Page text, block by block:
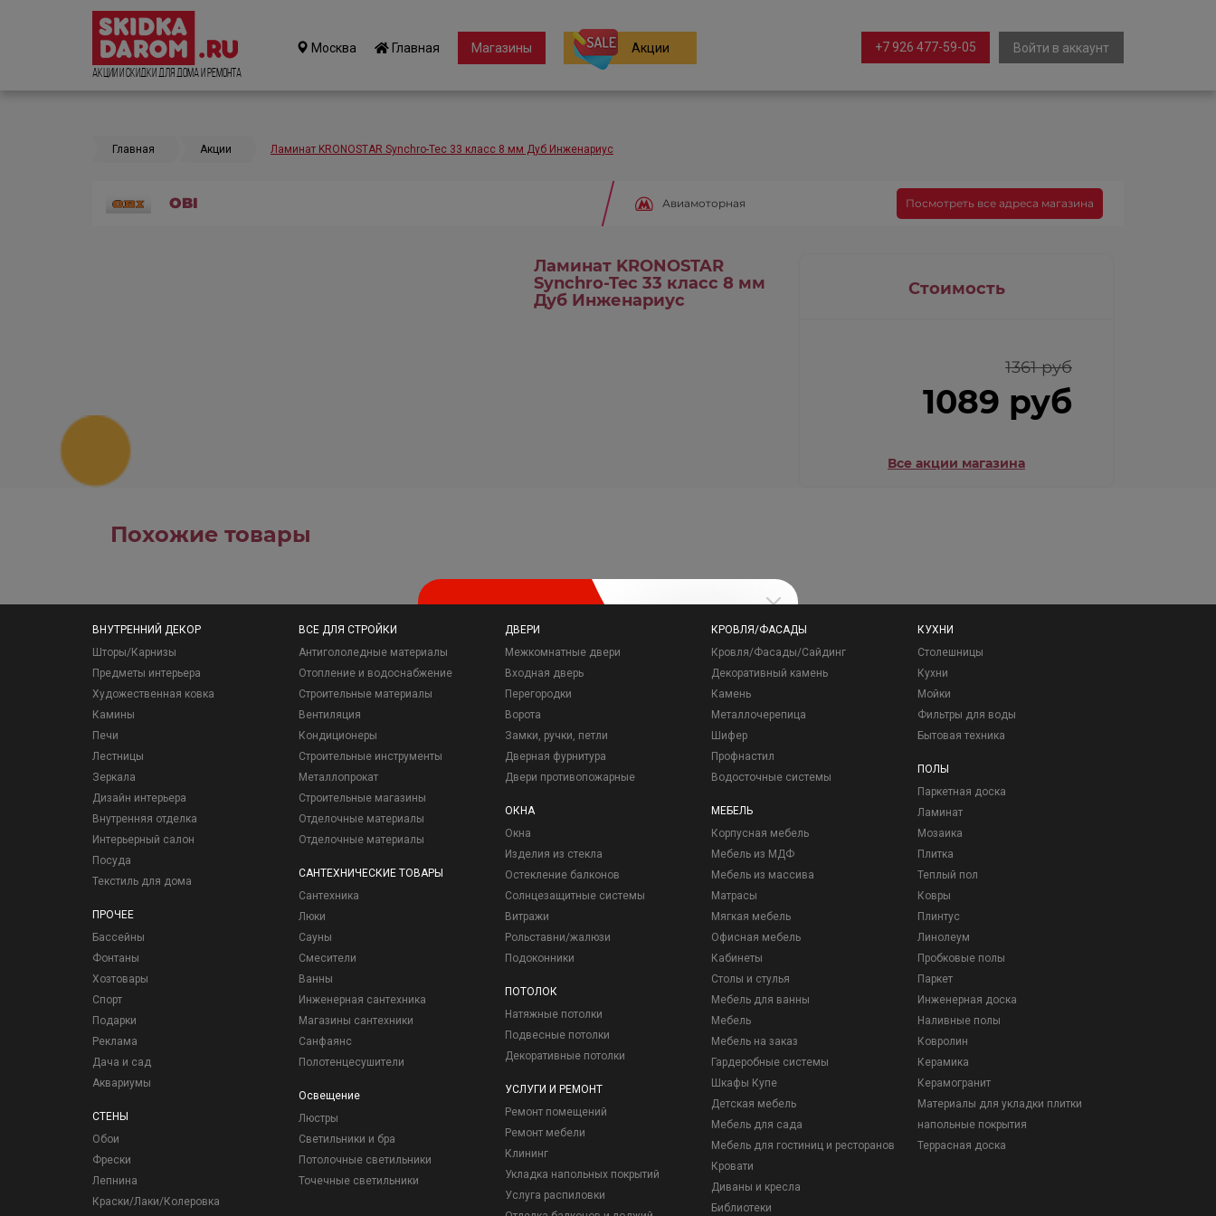
Акции и Скидки для дома и ремонта
Москва Главная Магазины Акции Войти в аккаунт
+7 926 477-59-05
Главная Акции Ламинат KRONOSTAR Synchro-Tec 33 класс 8 мм Дуб Инженариус
OBI Авиамоторная Посмотреть все адреса магазина
Ламинат KRONOSTAR
Synchro-Tec 33 класс 8 мм
Дуб Инженариус
Стоимость
1361 руб
1089 руб
Все акции магазина
Похожие товары
ВНУТРЕННИЙ ДЕКОР
Шторы/Карнизы
Предметы интерьера
Художественная ковка
Камины
Печи
Лестницы
Зеркала
Дизайн интерьера
Внутренняя отделка
Интерьерный салон
Посуда
Текстиль для дома
ПРОЧЕЕ
Бассейны
Фонтаны
Хозтовары
Спорт
Подарки
Реклама
Дача и сад
Аквариумы
СТЕНЫ
Обои
Фрески
Лепнина
Краски/Лаки/Колеровка
ВСЕ ДЛЯ СТРОЙКИ
Антигололедные материалы
Отопление и водоснабжение
Строительные материалы
Вентиляция
Кондиционеры
Строительные инструменты
Металлопрокат
Строительные магазины
Отделочные материалы
Отделочные материалы
САНТЕХНИЧЕСКИЕ ТОВАРЫ
Сантехника
Люки
Сауны
Смесители
Ванны
Инженерная сантехника
Магазины сантехники
Санфаянс
Полотенцесушители
Освещение
Люстры
Светильники и бра
Потолочные светильники
Точечные светильники
ДВЕРИ
Межкомнатные двери
Входная дверь
Перегородки
Ворота
Замки, ручки, петли
Дверная фурнитура
Двери противопожарные
ОКНА
Окна
Изделия из стекла
Остекление балконов
Солнцезащитные системы
Витражи
Рольставни/жалюзи
Подоконники
ПОТОЛОК
Натяжные потолки
Подвесные потолки
Декоративные потолки
УСЛУГИ И РЕМОНТ
Ремонт помещений
Ремонт мебели
Клининг
Укладка напольных покрытий
Услуга распиловки
КРОВЛЯ/ФАСАДЫ
Кровля/Фасады/Сайдинг
Декоративный камень
Камень
Металлочерепица
Шифер
Профнастил
Водосточные системы
МЕБЕЛЬ
Корпусная мебель
Мебель из МДФ
Мебель из массива
Матрасы
Мягкая мебель
Офисная мебель
Кабинеты
Столы и стулья
Мебель для ванны
Мебель
Мебель на заказ
Гардеробные системы
Шкафы Купе
Детская мебель
Мебель для сада
Мебель для гостиниц и ресторанов
Кровати
Диваны и кресла
Библиотеки
КУХНИ
Столешницы
Кухни
Мойки
Фильтры для воды
Бытовая техника
ПОЛЫ
Паркетная доска
Ламинат
Мозаика
Плитка
Теплый пол
Ковры
Плинтус
Линолеум
Пробковые полы
Паркет
Инженерная доска
Наливные полы
Ковролин
Керамика
Керамогранит
Материалы для укладки плитки
напольные покрытия
Террасная доска